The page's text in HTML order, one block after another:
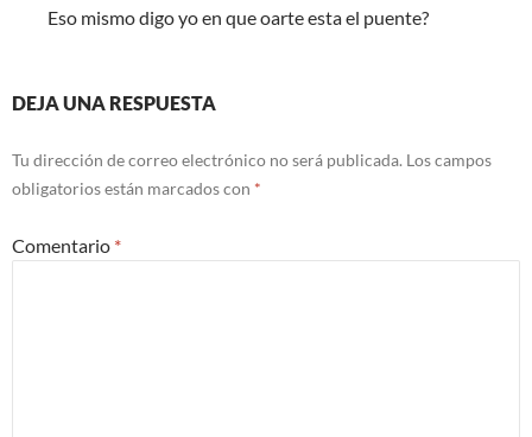
Eso mismo digo yo en que oarte esta el puente?
DEJA UNA RESPUESTA
Tu dirección de correo electrónico no será publicada. Los campos
obligatorios están marcados con *
Comentario *